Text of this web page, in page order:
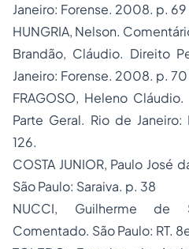
Janeiro: Forense. 2008. p. 69
HUNGRIA, Nelson.
Brandão, Cláudio. Direito
Janeiro: Forense. 2008. p. 70
FRAGOSO, Heleno
Parte Geral. Rio de
126.
COSTA JUNIOR, Paulo José
São Paulo: Saraiva. p. 38
NUCCI, Guilherme de
Comentado. São Paulo: RT.